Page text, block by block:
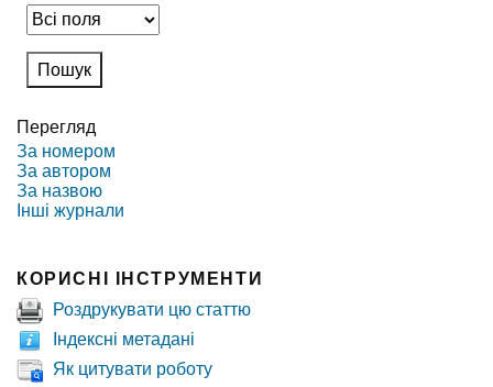
Перегляд
За номером
За автором
За назвою
Інші журнали
КОРИСНІ ІНСТРУМЕНТИ
Роздрукувати цю статтю
Індексні метадані
Як цитувати роботу